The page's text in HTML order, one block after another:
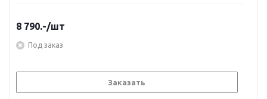
8 790.-/шт
Под заказ
Заказать